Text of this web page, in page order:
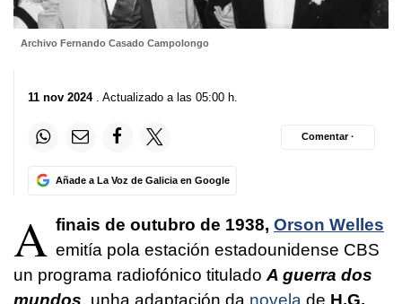
Archivo Fernando Casado Campolongo
11 nov 2024. Actualizado a las 05:00 h.
Añade a La Voz de Galicia en Google
Comentar ·
A finais de outubro de 1938, Orson Welles
emitía pola estación estadounidense CBS
un programa radiofónico titulado A guerra dos
mundos, unha adaptación da novela de H.G.